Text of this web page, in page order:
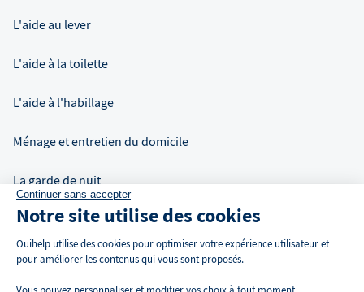
L'aide au lever
L'aide à la toilette
L'aide à l'habillage
Ménage et entretien du domicile
La garde de nuit
Auxiliaire de vie à domicile
Continuer sans accepter
Notre site utilise des cookies
Ouihelp utilise des cookies pour optimiser votre expérience utilisateur et
pour améliorer les contenus qui vous sont proposés.